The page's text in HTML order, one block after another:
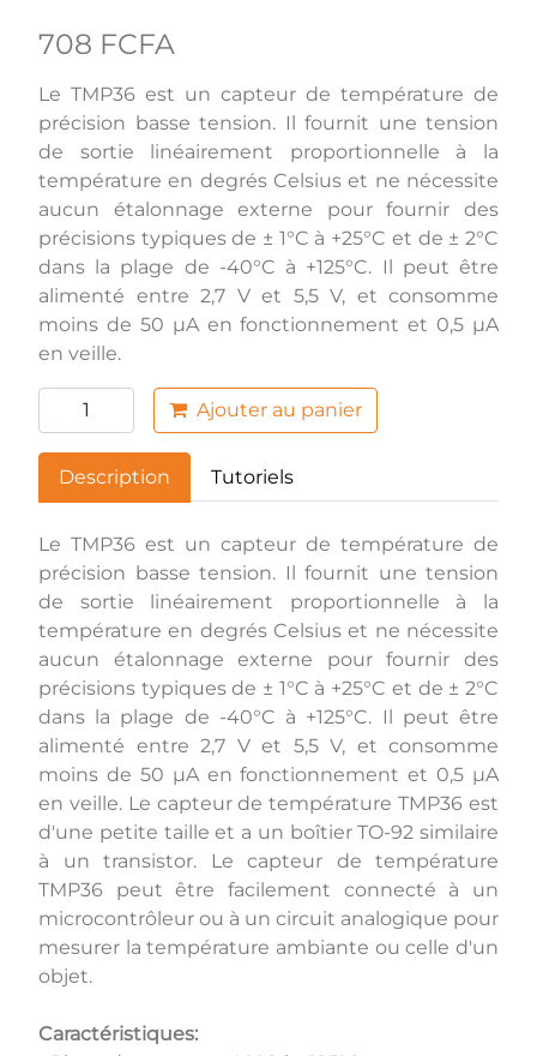
708 FCFA
Le TMP36 est un capteur de température de
précision basse tension. Il fournit une tension
de sortie linéairement proportionnelle à la
température en degrés Celsius et ne nécessite
aucun étalonnage externe pour fournir des
précisions typiques de ± 1°C à +25°C et de ± 2°C
dans la plage de -40°C à +125°C. Il peut être
alimenté entre 2,7 V et 5,5 V, et consomme
moins de 50 µA en fonctionnement et 0,5 µA
en veille.
Ajouter au panier
Description Tutoriels
Le TMP36 est un capteur de température de
précision basse tension. Il fournit une tension
de sortie linéairement proportionnelle à la
température en degrés Celsius et ne nécessite
aucun étalonnage externe pour fournir des
précisions typiques de ± 1°C à +25°C et de ± 2°C
dans la plage de -40°C à +125°C. Il peut être
alimenté entre 2,7 V et 5,5 V, et consomme
moins de 50 µA en fonctionnement et 0,5 µA
en veille. Le capteur de température TMP36 est
d'une petite taille et a un boîtier TO-92 similaire
à un transistor. Le capteur de température
TMP36 peut être facilement connecté à un
microcontrôleur ou à un circuit analogique pour
mesurer la température ambiante ou celle d'un
objet.
Caractéristiques: